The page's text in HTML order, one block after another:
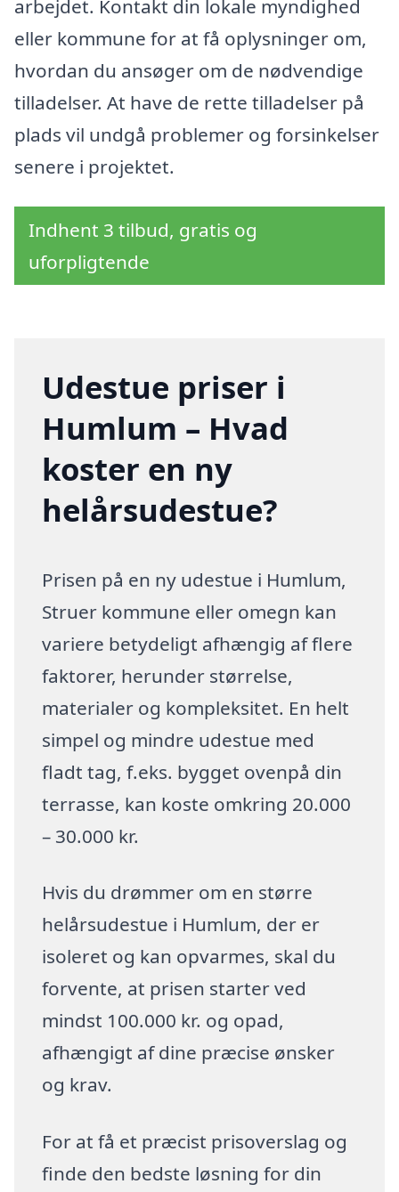
arbejdet. Kontakt din lokale myndighed
eller kommune for at få oplysninger om,
hvordan du ansøger om de nødvendige
tilladelser. At have de rette tilladelser på
plads vil undgå problemer og forsinkelser
senere i projektet.
Indhent 3 tilbud, gratis og
uforpligtende
Udestue priser i
Humlum – Hvad
koster en ny
helårsudestue?
Prisen på en ny udestue i Humlum,
Struer kommune eller omegn kan
variere betydeligt afhængig af flere
faktorer, herunder størrelse,
materialer og kompleksitet. En helt
simpel og mindre udestue med
fladt tag, f.eks. bygget ovenpå din
terrasse, kan koste omkring 20.000
– 30.000 kr.
Hvis du drømmer om en større
helårsudestue i Humlum, der er
isoleret og kan opvarmes, skal du
forvente, at prisen starter ved
mindst 100.000 kr. og opad,
afhængigt af dine præcise ønsker
og krav.
For at få et præcist prisoverslag og
finde den bedste løsning for din